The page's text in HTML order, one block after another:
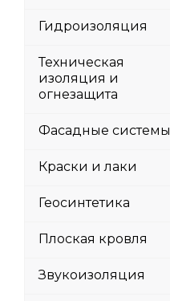
Гидроизоляция
Техническая
изоляция и
огнезащита
Фасадные системы
Краски и лаки
Геосинтетика
Плоская кровля
Звукоизоляция